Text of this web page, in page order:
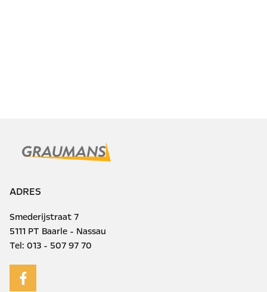
ADRES
Smederijstraat 7
5111 PT Baarle - Nassau
Tel:013 - 507 97 70